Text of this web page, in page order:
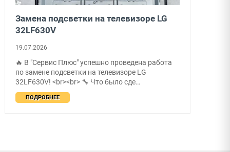
Замена подсветки на телевизоре LG
32LF630V
19.07.2026
🔥 В "Сервис Плюс" успешно проведена работа
по замене подсветки на телевизоре LG
32LF630V! <br><br> 🔧 Что было сде…
ПОДРОБНЕЕ